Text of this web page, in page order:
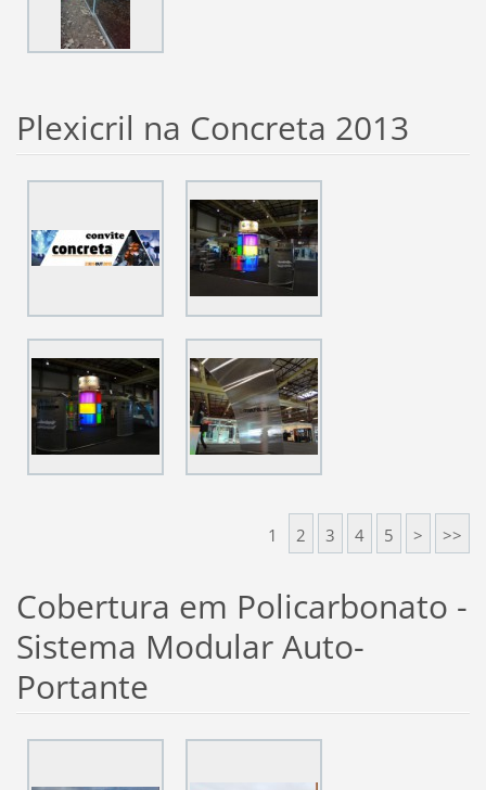
Plexicril na Concreta 2013
1 2 3 4 5 > >>
Cobertura em Policarbonato -
Sistema Modular Auto-
Portante